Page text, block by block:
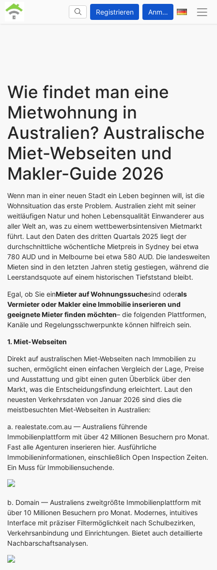
Registrieren Anmelden
Wie findet man eine
Mietwohnung in
Australien? Australische
Miet-Webseiten und
Makler-Guide 2026
Wenn man in einer neuen Stadt ein Leben beginnen will, ist die
Wohnsituation das erste Problem. Australien zieht mit seiner
weitläufigen Natur und hohen Lebensqualität Einwanderer aus
aller Welt an, was zu einem wettbewerbsintensiven Mietmarkt
führt. Laut den Daten des dritten Quartals 2025 liegt der
durchschnittliche wöchentliche Mietpreis in Sydney bei etwa
780 AUD und in Melbourne bei etwa 580 AUD. Die landesweiten
Mieten sind in den letzten Jahren stetig gestiegen, während die
Leerstandsquote auf einem historischen Tiefststand bleibt.
Egal, ob Sie einMieter auf Wohnungssuchesind oderals
Vermieter oder Makler eine Immobilie inserieren und
geeignete Mieter finden möchten– die folgenden Plattformen,
Kanäle und Regelungsschwerpunkte können hilfreich sein.
1. Miet-Webseiten
Direkt auf australischen Miet-Webseiten nach Immobilien zu
suchen, ermöglicht einen einfachen Vergleich der Lage, Preise
und Ausstattung und gibt einen guten Überblick über den
Markt, was die Entscheidungsfindung erleichtert. Laut den
neuesten Verkehrsdaten von Januar 2026 sind dies die
meistbesuchten Miet-Webseiten in Australien:
a. realestate.com.au — Australiens führende
Immobilienplattform mit über 42 Millionen Besuchern pro Monat.
Fast alle Agenturen inserieren hier. Ausführliche
Immobilieninformationen, einschließlich Open Inspection Zeiten.
Ein Muss für Immobiliensuchende.
b. Domain — Australiens zweitgrößte Immobilienplattform mit
über 10 Millionen Besuchern pro Monat. Modernes, intuitives
Interface mit präziser Filtermöglichkeit nach Schulbezirken,
Verkehrsanbindung und Einrichtungen. Bietet auch detaillierte
Nachbarschaftsanalysen.